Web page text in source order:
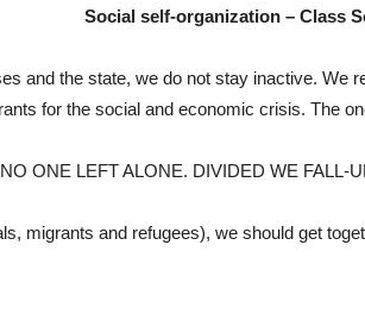
Social self-organization – Class
and the state, we do not stay inactive. We
for the social and economic crisis. The
NO ONE LEFT ALONE. DIVIDED WE FALL-
migrants and refugees), we should get